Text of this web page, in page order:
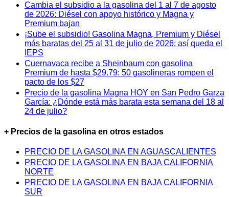
Cambia el subsidio a la gasolina del 1 al 7 de agosto
de 2026: Diésel con apoyo histórico y Magna y
Premium bajan
¡Sube el subsidio! Gasolina Magna, Premium y Diésel
más baratas del 25 al 31 de julio de 2026: así queda el
IEPS
Cuernavaca recibe a Sheinbaum con gasolina
Premium de hasta $29.79: 50 gasolineras rompen el
pacto de los $27
Precio de la gasolina Magna HOY en San Pedro Garza
García: ¿Dónde está más barata esta semana del 18 al
24 de julio?
+ Precios de la gasolina en otros estados
PRECIO DE LA GASOLINA EN AGUASCALIENTES
PRECIO DE LA GASOLINA EN BAJA CALIFORNIA
NORTE
PRECIO DE LA GASOLINA EN BAJA CALIFORNIA
SUR